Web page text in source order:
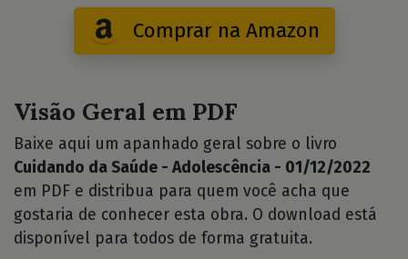
Comprar na Amazon
Visão Geral em PDF
Baixe aqui um apanhado geral sobre o livro
Cuidando da Saúde - Adolescência - 01/12/2022
em PDF e distribua para quem você acha que
gostaria de conhecer esta obra. O download está
disponível para todos de forma gratuita.